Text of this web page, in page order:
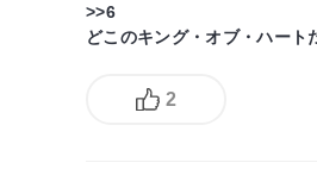
>>6
どこのキング・オブ・ハート
2